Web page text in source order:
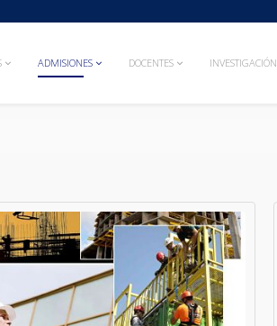
ADMISIONES DOCENTES INVESTIGACIÓN